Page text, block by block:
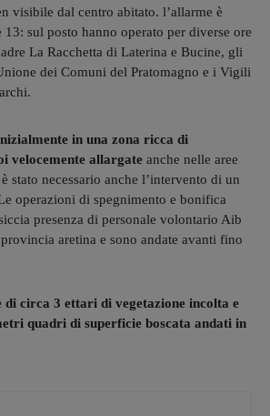
visibile dal centro abitato. l’allarme è
13: sul posto hanno operato per diverse ore
La Racchetta di Laterina e Bucine, gli
dei Comuni del Pratomagno e i Vigili
in una zona ricca di
velocemente allargate anche nelle aree
stato necessario anche l’intervento di un
operazioni di spegnimento e bonifica
presenza di personale volontario Aib
aretina e sono andate avanti fino
circa 3 ettari di vegetazione incolta e
quadri di superficie boscata andati in